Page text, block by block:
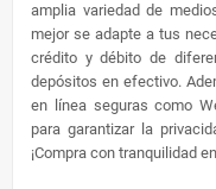
amplia variedad de
mejor se adapte a tus
crédito y débito de
depósitos en efectivo.
en línea seguras como
para garantizar la
¡Compra con tranquilidad